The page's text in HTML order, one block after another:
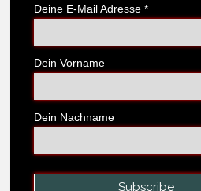
Deine E-Mail Adresse *
Dein Vorname
Dein Nachname